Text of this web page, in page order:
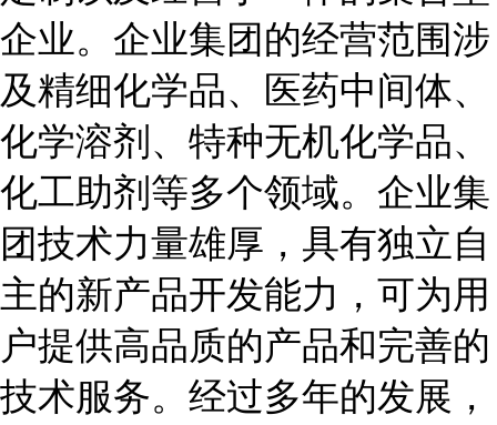
企业。企业集团的经营范围涉
及精细化学品、医药中间体、
化学溶剂、特种无机化学品、
化工助剂等多个领域。企业集
团技术力量雄厚，具有独立自
主的新产品开发能力，可为用
户提供高品质的产品和完善的
技术服务。经过多年的发展，